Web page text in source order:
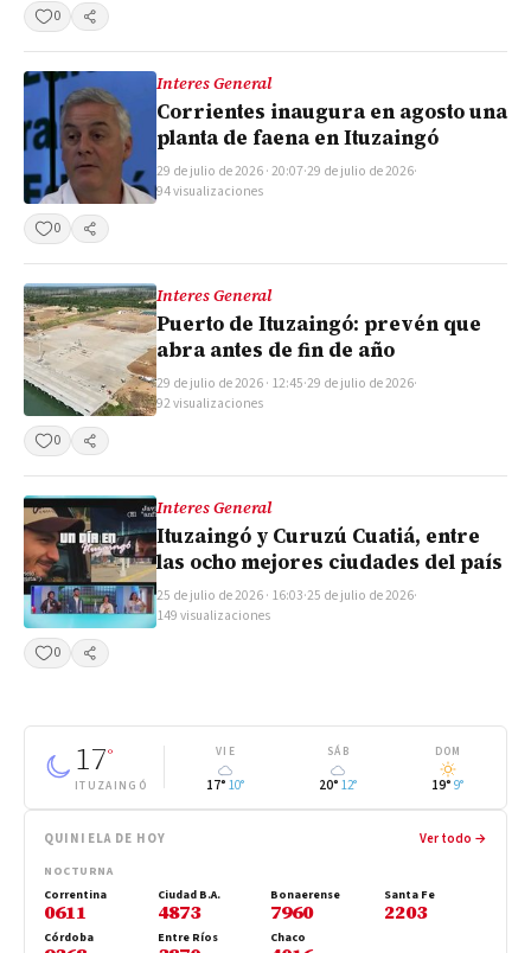
0 Compartir
Interes General
Corrientes inaugura en agosto una
planta de faena en Ituzaingó
29 de julio de 2026 · 20:07·29 de julio de 2026·
94 visualizaciones
0
Compartir
Interes General
Puerto de Ituzaingó: prevén que
abra antes de fin de año
29 de julio de 2026 · 12:45·29 de julio de 2026·
92 visualizaciones
0
Compartir
Interes General
Ituzaingó y Curuzú Cuatiá, entre
las ocho mejores ciudades del país
25 de julio de 2026 · 16:03·25 de julio de 2026·
149 visualizaciones
0
Compartir
17°
ITUZAINGÓ
VIE
17° 10°
SÁB
20° 12°
DOM
19° 9°
QUINIELA DE HOY Ver todo →
NOCTURNA
Correntina
0611
Ciudad B.A.
4873
Bonaerense
7960
Santa Fe
2203
Córdoba Entre Ríos Chaco